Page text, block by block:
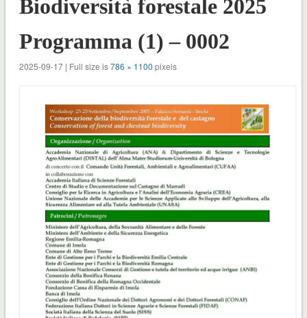
Biodiversità forestale 2025
Programma (1) – 0002
2025-09-17 | Full size is786 × 1100 pixels